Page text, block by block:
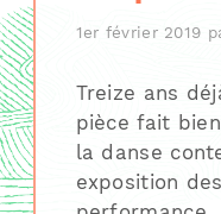
1er février 2019
Treize ans
pièce fait
la danse
exposition